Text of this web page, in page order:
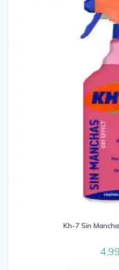
Kh-7 Sin